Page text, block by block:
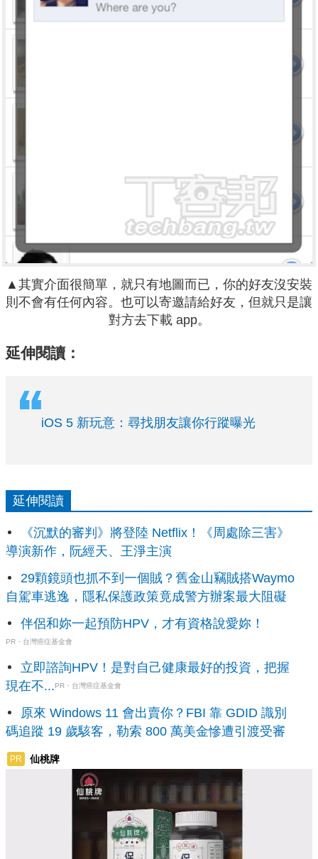
▲其實介面很簡單，就只有地圖而已，你的好友沒安裝
則不會有任何內容。也可以寄邀請給好友，但就只是讓
對方去下載 app。
延伸閱讀：
iOS 5 新玩意：尋找朋友讓你行蹤曝光
延伸閱讀
《沉默的審判》將登陸 Netflix！《周處除三害》
導演新作，阮經天、王淨主演
29顆鏡頭也抓不到一個賊？舊金山竊賊搭Waymo
自駕車逃逸，隱私保護政策竟成警方辦案最大阻礙
伴侶和妳一起預防HPV，才有資格說愛妳！
PR・台灣癌症基金會
立即諮詢HPV！是對自己健康最好的投資，把握
現在不...PR・台灣癌症基金會
原來 Windows 11 會出賣你？FBI 靠 GDID 識別
碼追蹤 19 歲駭客，勒索 800 萬美金慘遭引渡受審
PR 仙桃牌